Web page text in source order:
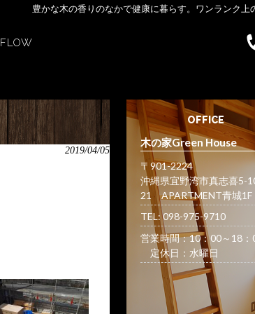
豊かな木の香りのなかで健康に暮らす。ワンランク上
FLOW
2019/04/05
OFFICE
木の家Green House
〒901-2224
沖縄県宜野湾市真志喜5-
21 APARTMENT青城1F
TEL: 098-975-9710
営業時間：10：00～18：
定休日：水曜日